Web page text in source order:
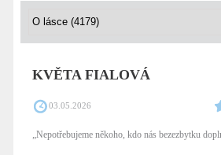
KVĚTA FIALOVÁ
03.05.2026
„Nepotřebujeme někoho, kdo nás bezezbytku